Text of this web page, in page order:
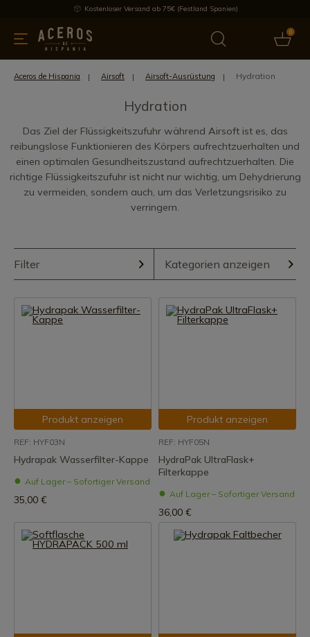
Kostenloser Versand ab 75€ (Festland Spanien)
0
Bietet Aktuelles Bestseller
Aceros de Hispania Airsoft Airsoft-Ausrüstung Hydration
Hydration
Das Ziel der Flüssigkeitszufuhr während Airsoft ist es, das
reibungslose Funktionieren des Körpers aufrechtzuerhalten und
einen optimalen Gesundheitszustand aufrechtzuerhalten. Die
richtige Flüssigkeitszufuhr ist nicht nur wichtig, um Dehydrierung
zu vermeiden, sondern auch, um das Verletzungsrisiko zu
verringern.
Filter Kategorien anzeigen
Produkt anzeigen
REF: HYF03N
Hydrapak Wasserfilter-Kappe
Auf Lager – Sofortiger Versand
35,00 €
Produkt anzeigen
REF: HYF05N
HydraPak UltraFlask+
Filterkappe
Auf Lager – Sofortiger Versand
36,00 €